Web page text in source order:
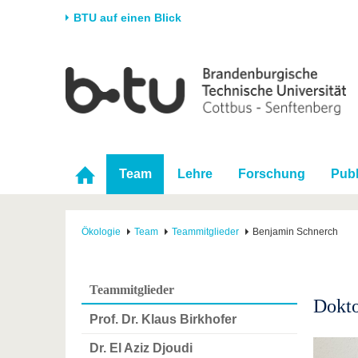
BTU auf einen Blick
Universität
Karriere & Engagement
Partnerschaften &
Strukturwandel
Forschung
Förderung
Wissenschaftlicher
Nachwuchs
Im
Team Lehre Forschung
Ökologie Team Teammitglieder Benjamin Schnerch
Teammitglieder
Prof. Dr. Klaus Birkhofer
Dr. El Aziz Djoudi